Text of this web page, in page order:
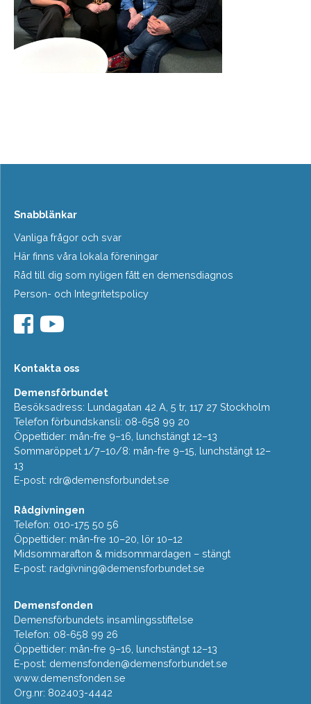
Snabblänkar
Vanliga frågor och svar
Här finns våra lokala föreningar
Råd till dig som nyligen fått en demensdiagnos
Person- och Integritetspolicy
Kontakta oss
Demensförbundet
Besöksadress: Lundagatan 42 A, 5 tr, 117 27 Stockholm
Telefon förbundskansli: 08-658 99 20
Öppettider: mån-fre 9–16, lunchstängt 12–13
Sommaröppet 1/7–10/8: mån-fre 9–15, lunchstängt 12–
13
E-post: rdr@demensforbundet.se
Rådgivningen
Telefon: 010-175 50 56
Öppettider: mån-fre 10–20, lör 10–12
Midsommarafton & midsommardagen – stängt
E-post: radgivning@demensforbundet.se
Demensfonden
Demensförbundets insamlingsstiftelse
Telefon: 08-658 99 26
Öppettider: mån-fre 9–16, lunchstängt 12–13
E-post: demensfonden@demensforbundet.se
www.demensfonden.se
Org.nr: 802403-4442